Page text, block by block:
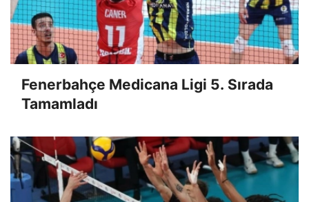
Fenerbahçe Medicana Ligi 5. Sırada
Tamamladı